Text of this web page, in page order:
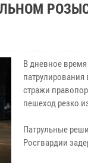
В дневное
стражи
пешеход резко
Патрульные
Росгвардии